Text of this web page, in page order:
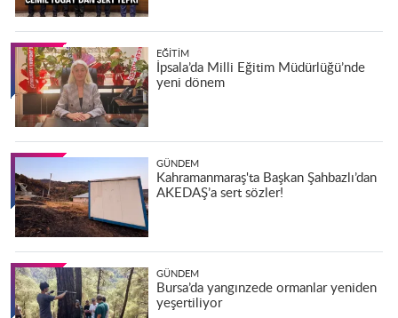
EĞITIM
İpsala’da Milli Eğitim Müdürlüğü’nde
yeni dönem
GÜNDEM
Kahramanmaraş'ta Başkan Şahbazlı’dan
AKEDAŞ’a sert sözler!
GÜNDEM
Bursa’da yangınzede ormanlar yeniden
yeşertiliyor